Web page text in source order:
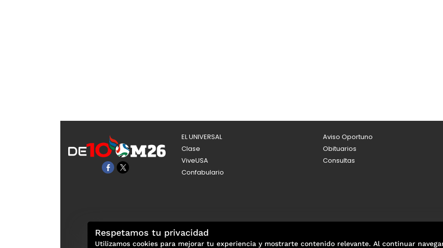
EL UNIVERSAL
Clase
ViveUSA
Confabulario
Aviso Oportuno
Obituarios
Consultas
Respetamos tu privacidad
Utilizamos cookies para mejorar tu experiencia y mostrarte contenido relevante. Al continuar